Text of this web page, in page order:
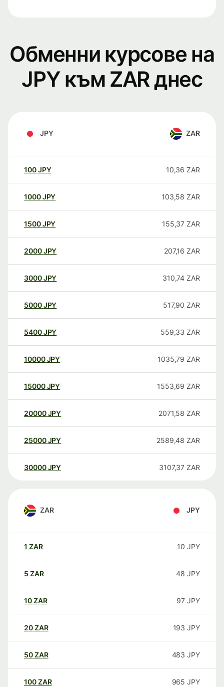
Обменни курсове на
JPY към ZAR днес
JPY ZAR
100JPY 10,36 ZAR
1000JPY 103,58 ZAR
1500JPY 155,37 ZAR
2000JPY 207,16 ZAR
3000JPY 310,74 ZAR
5000JPY 517,90 ZAR
5400JPY 559,33 ZAR
10000 JPY 1035,79 ZAR
15000 JPY 1553,69 ZAR
20000 JPY 2071,58 ZAR
25000 JPY 2589,48 ZAR
30000 JPY 3107,37 ZAR
ZAR JPY
1 ZAR 10 JPY
5 ZAR 48 JPY
10ZAR 97 JPY
20ZAR 193 JPY
50ZAR 483 JPY
100ZAR 965 JPY